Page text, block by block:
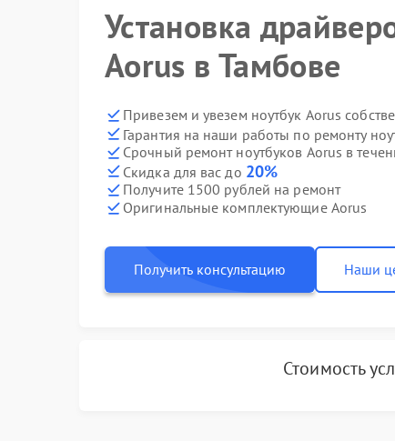
Установка
Aorus в Тамбове
Привезем и увезем ноутбук Aorus
Гарантия на наши работы по ремонту
Срочный ремонт ноутбуков Aorus в
Скидка для вас до 20%
Получите 1500 рублей на ремонт
Оригинальные комплектующие Aorus
Получить консультацию Наши
Стоимость